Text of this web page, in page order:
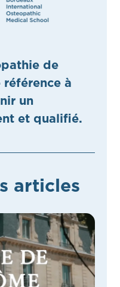
de
référence à
un
et qualifié.
articles